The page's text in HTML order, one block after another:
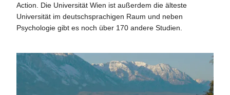
Action. Die Universität Wien ist außerdem die älteste
Universität im deutschsprachigen Raum und neben
Psychologie gibt es noch über 170 andere Studien.